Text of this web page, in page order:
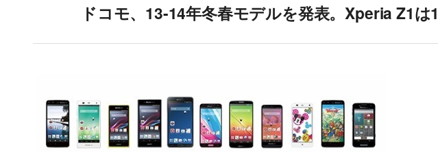
ドコモ、13-14年冬春モデルを発表。Xperia Z1は